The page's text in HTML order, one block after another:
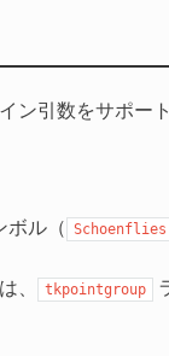
ン引数をサポー
ボル（ Schoenflies
、 tkpointgroup